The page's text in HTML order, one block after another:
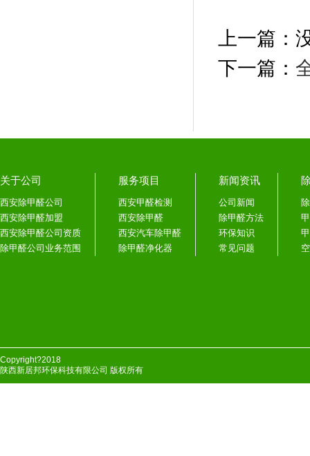
上一篇：
下一篇：
关于公司
西安除甲醛公司
西安除甲醛加盟
西安除甲醛公司资质
除甲醛公司业务范围
服务项目
西安甲醛检测
西安除甲醛
西安汽车除甲醛
除甲醛净化器
新闻资讯
公司新闻
除甲醛方法
环保知识
常见问题
Copyright?2018
陕西新居邦环保科技有限公司 版权所有